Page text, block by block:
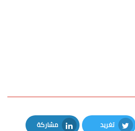
تغريد مشاركة